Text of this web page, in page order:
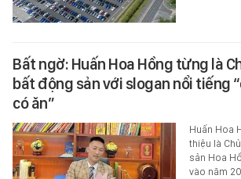
Bất ngờ: Huấn Hoa Hồng từng là
bất động sản với slogan nổi tiếng
có ăn”
Huấn Hoa
thiệu là
sản Hoa
vào năm